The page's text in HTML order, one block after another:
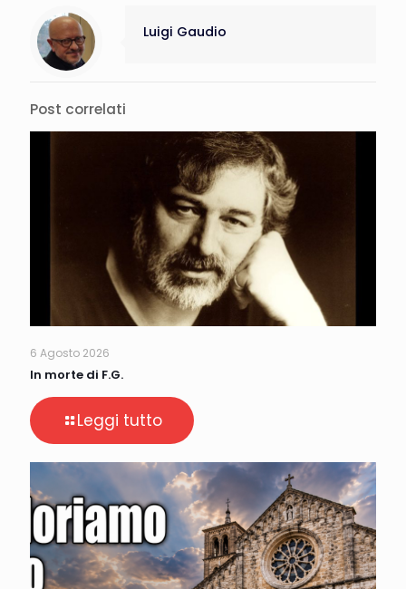
Luigi Gaudio
Post correlati
6 Agosto 2026
In morte di F.G.
Leggi tutto